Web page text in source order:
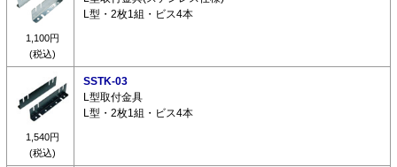
1,100円
(税込)
L型・2枚1組・ビス4本
1,540円
(税込)
SSTK-03
L型取付金具
L型・2枚1組・ビス4本